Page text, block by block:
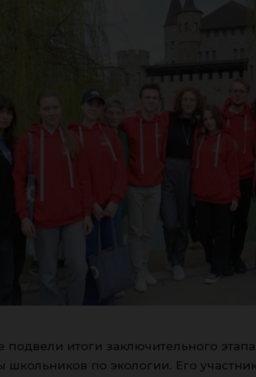
подвели итоги заключительного
по экологии. Его